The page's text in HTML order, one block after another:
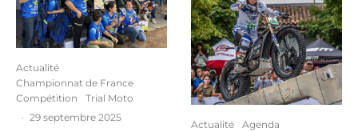
Actualité
Championnat de France
Compétition
Trial Moto
· 29 septembre 2025
Actualité
Agenda